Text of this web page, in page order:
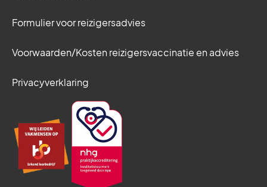
Formulier voor reizigersadvies
Voorwaarden/Kosten reizigersvaccinatie en advies
Privacyverklaring